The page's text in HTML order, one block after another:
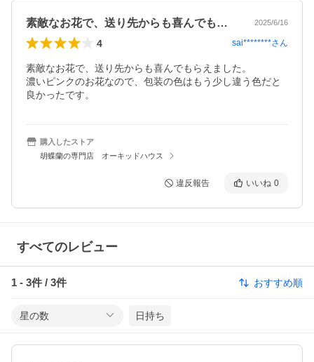
素敵なお花で、送り先からも喜んでもらえ… 2025/6/16
4 sai********さん
素敵なお花で、送り先からも喜んでもらえました。
濃いピンクのお花なので、包装の色はもう少し違う色だと
良かったです。
購入したストア
胡蝶蘭の専門店 オーキッドハウス
違反報告 いいね 0
すべてのレビュー
1 - 3件 / 3件 おすすめ順
星の数 日持ち